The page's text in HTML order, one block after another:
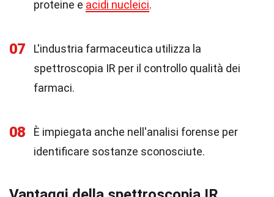
proteine e acidi nucleici.
07
L'industria farmaceutica utilizza la
spettroscopia IR per il controllo qualità dei
farmaci.
08
È impiegata anche nell'analisi forense per
identificare sostanze sconosciute.